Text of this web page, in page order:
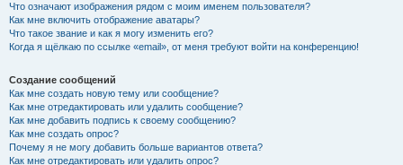
Что означают изображения рядом с моим именем пользователя?
Как мне включить отображение аватары?
Что такое звание и как я могу изменить его?
Когда я щёлкаю по ссылке «email», от меня требуют войти на конференцию!
Создание сообщений
Как мне создать новую тему или сообщение?
Как мне отредактировать или удалить сообщение?
Как мне добавить подпись к своему сообщению?
Как мне создать опрос?
Почему я не могу добавить больше вариантов ответа?
Как мне отредактировать или удалить опрос?